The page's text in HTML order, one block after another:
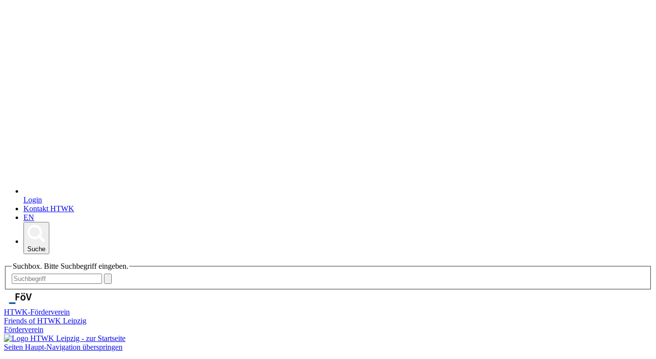
Login
Kontakt HTWK
EN
Suche
Suchbox. Bitte Suchbegriff eingeben.
HTWK-Förderverein
Friends of HTWK Leipzig
Förderverein
Seiten Haupt-Navigation überspringen